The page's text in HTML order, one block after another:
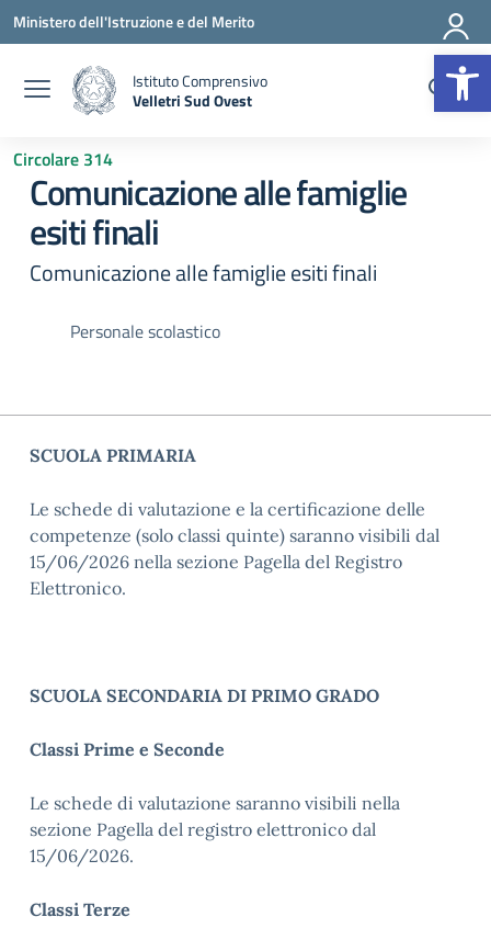
Vai ai contenuti
Vai al menu di navigazione
Vai al footer
Ministero dell'Istruzione e del Merito
Istituto Comprensivo
Velletri Sud Ovest
Circolare 314
Comunicazione alle famiglie
esiti finali
Comunicazione alle famiglie esiti finali
Personale scolastico
SCUOLA PRIMARIA
Le schede di valutazione e la certificazione delle
competenze (solo classi quinte) saranno visibili dal
15/06/2026 nella sezione Pagella del Registro
Elettronico.
SCUOLA SECONDARIA DI PRIMO GRADO
Classi Prime e Seconde
Le schede di valutazione saranno visibili nella
sezione Pagella del registro elettronico dal
15/06/2026.
Classi Terze